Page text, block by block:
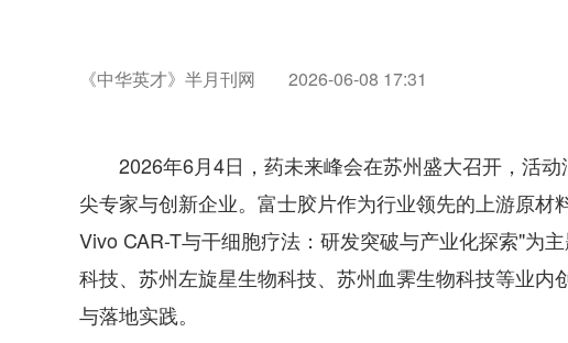
《中华英才》半月刊网 2026-06-08 17:31
2026年6月4日，药未来峰会在苏州盛大召开，活动
尖专家与创新企业。富士胶片作为行业领先的上游原材
Vivo CAR-T与干细胞疗法：研发突破与产业化探索"为
科技、苏州左旋星生物科技、苏州血霁生物科技等业内
与落地实践。